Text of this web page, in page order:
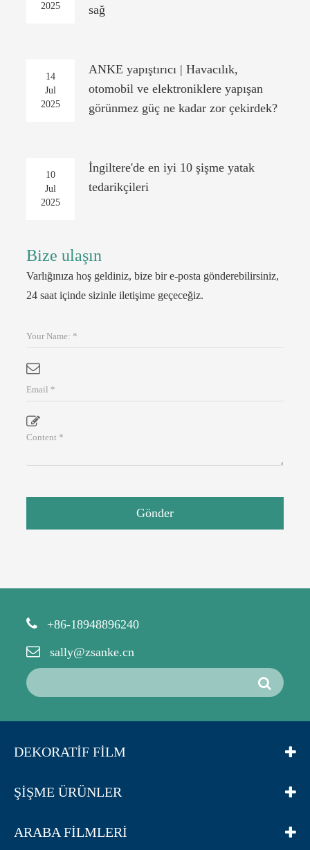
2025
sağ
14
Jul
2025
ANKE yapıştırıcı | Havacılık,
otomobil ve elektroniklere yapışan
görünmez güç ne kadar zor çekirdek?
10
Jul
2025
İngiltere'de en iyi 10 şişme yatak
tedarikçileri
Bize ulaşın
Varlığınıza hoş geldiniz, bize bir e-posta gönderebilirsiniz,
24 saat içinde sizinle iletişime geçeceğiz.
Gönder
+86-18948896240
sally@zsanke.cn
DEKORATIF FILM
ŞIŞME ÜRÜNLER
ARABA FILMLERI